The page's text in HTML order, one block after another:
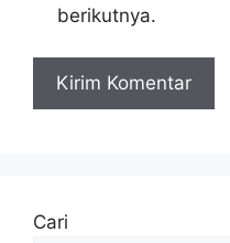
berikutnya.
Cari